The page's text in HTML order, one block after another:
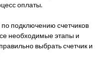
оплаты.
подключению счетчиков
необходимые этапы и
выбрать счетчик и